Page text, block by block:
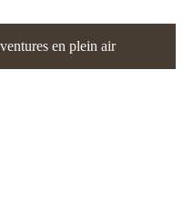
en plein air